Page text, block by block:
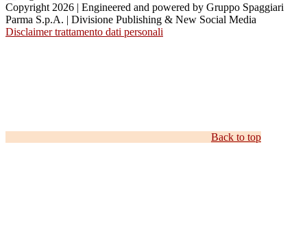
Copyright 2026 | Engineered and powered by Gruppo Spaggiari
Parma S.p.A. | Divisione Publishing & New Social Media
Disclaimer trattamento dati personali
Back to top